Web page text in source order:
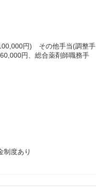
円) その他手当(調整手
円、総合薬剤師職務手
制度あり